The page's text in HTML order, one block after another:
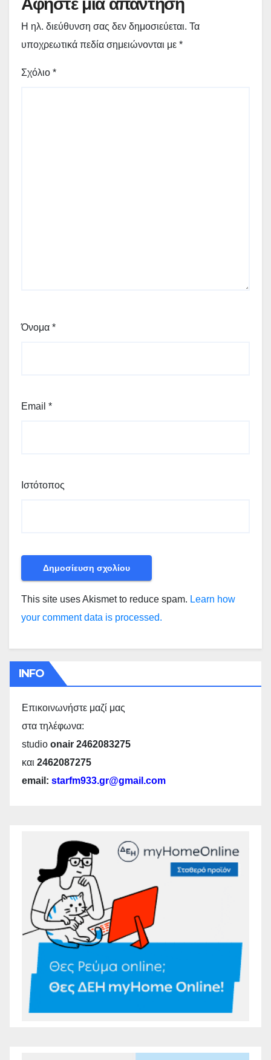
Η ηλ. διεύθυνση σας δεν δημοσιεύεται. Τα
υποχρεωτικά πεδία σημειώνονται με *
Σχόλιο *
Όνομα *
Email *
Ιστότοπος
This site uses Akismet to reduce spam. Learn how
your comment data is processed.
INFO
Επικοινωνήστε μαζί μας
στα τηλέφωνα:
studio onair 2462083275
και 2462087275
email: starfm933.gr@gmail.com